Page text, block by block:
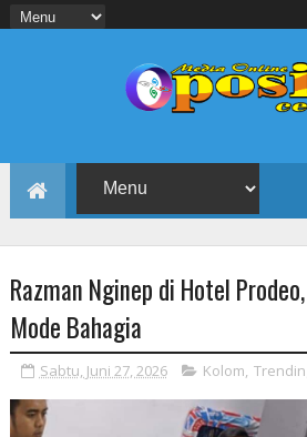
Razman Nginep di Hotel
Mode Bahagia
Sabtu, Juni 27, 2026 Kolom,